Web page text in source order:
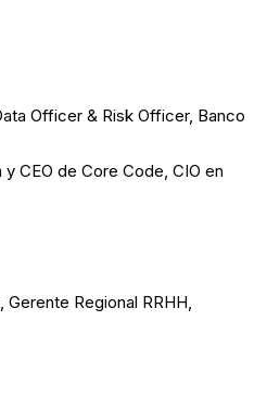
Officer & Risk Officer, Banco
CEO de Core Code, CIO en
Gerente Regional RRHH,